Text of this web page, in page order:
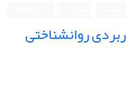
روانشناختی